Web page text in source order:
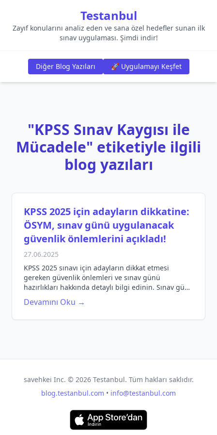
Testanbul
Zayıf konularını analiz eden ve sana özel hedefler sunan ilk
sınav uygulaması. Şimdi indir!
Diğer Blog Yazıları 🚀 Uygulamayı Keşfet
"KPSS Sınav Kaygısı ile
Mücadele" etiketiyle ilgili
blog yazıları
KPSS 2025 için adayların dikkatine:
ÖSYM, sınav günü uygulanacak
güvenlik önlemlerini açıkladı!
27.06.2025
KPSS 2025 sınavı için adayların dikkat etmesi
gereken güvenlik önlemleri ve sınav günü
hazırlıkları hakkında detaylı bilgi edinin. Sınav günü
yapılacak işlemler, kimlik kontrolü ve daha fazlası
için tıklayın!
Devamını Oku →
savehkei Inc. © 2026Testanbul. Tüm hakları saklıdır.
blog.testanbul.com • info@testanbul.com